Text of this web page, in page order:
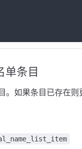
单条目
。如果条目已存在则